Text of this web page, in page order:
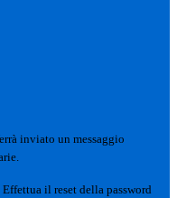
inviato un messaggio
il reset della password